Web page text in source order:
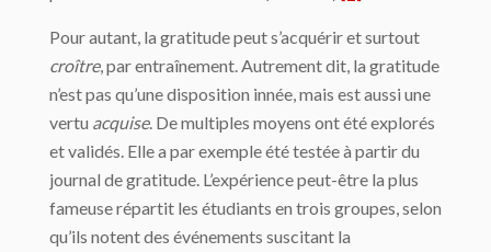
Pour autant, la gratitude peut s’acquérir et surtout
croître, par entraînement. Autrement dit, la gratitude
n’est pas qu’une disposition innée, mais est aussi une
vertu acquise. De multiples moyens ont été explorés
et validés. Elle a par exemple été testée à partir du
journal de gratitude. L’expérience peut-être la plus
fameuse répartit les étudiants en trois groupes, selon
qu’ils notent des événements suscitant la